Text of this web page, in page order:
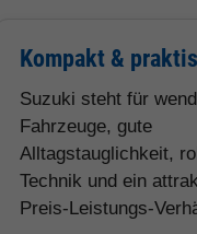
Kompakt &
Suzuki steht für
Fahrzeuge, gute
Alltagstauglichkeit,
Technik und ein
Preis-Leistungs-